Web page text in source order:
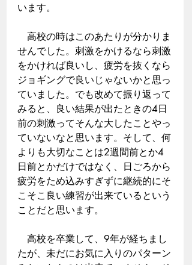
います。
高校の時はこのあたりが分かりま
せんでした。刺激をかけるなら刺激
をかければ良いし、疲労を抜くなら
ジョギングで良いじゃないかと思っ
ていました。でも改めて振り返って
みると、良い結果が出たときの4日
前の刺激ってそんな大したことやっ
ていないなと思います。そして、何
よりも大切なことは2週間前とか4
日前とかだけではなく、日ごろから
疲労をため込みすぎずに継続的にそ
こそこ良い練習が出来ているという
ことだと思います。
高校を卒業して、9年が経ちまし
たが、未だにお気に入りのパターン